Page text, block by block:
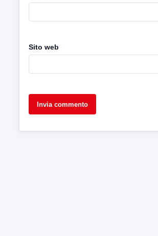
Sito web